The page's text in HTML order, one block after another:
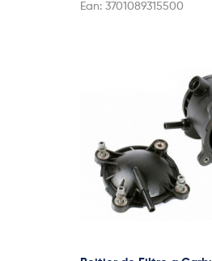
Ean: 3701089315500